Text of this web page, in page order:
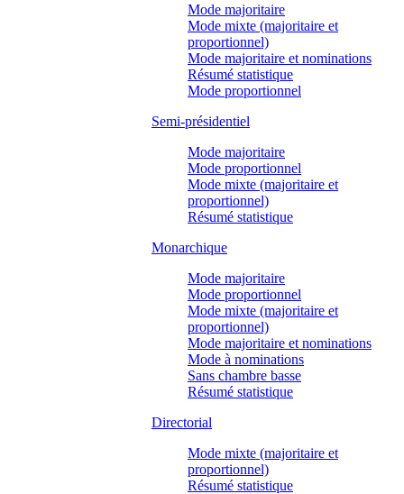
Mode majoritaire
Mode mixte (majoritaire et
proportionnel)
Mode majoritaire et nominations
Résumé statistique
Mode proportionnel
Semi-présidentiel
Mode majoritaire
Mode proportionnel
Mode mixte (majoritaire et
proportionnel)
Résumé statistique
Monarchique
Mode majoritaire
Mode proportionnel
Mode mixte (majoritaire et
proportionnel)
Mode majoritaire et nominations
Mode à nominations
Sans chambre basse
Résumé statistique
Directorial
Mode mixte (majoritaire et
proportionnel)
Résumé statistique